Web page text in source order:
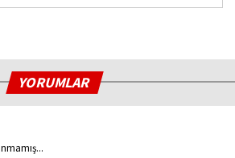
YORUMLAR